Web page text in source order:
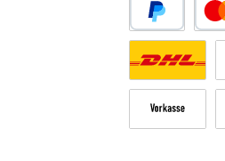
PayPal
Versandkosten